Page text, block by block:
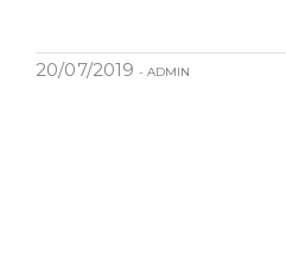
20/07/2019 - ADMIN